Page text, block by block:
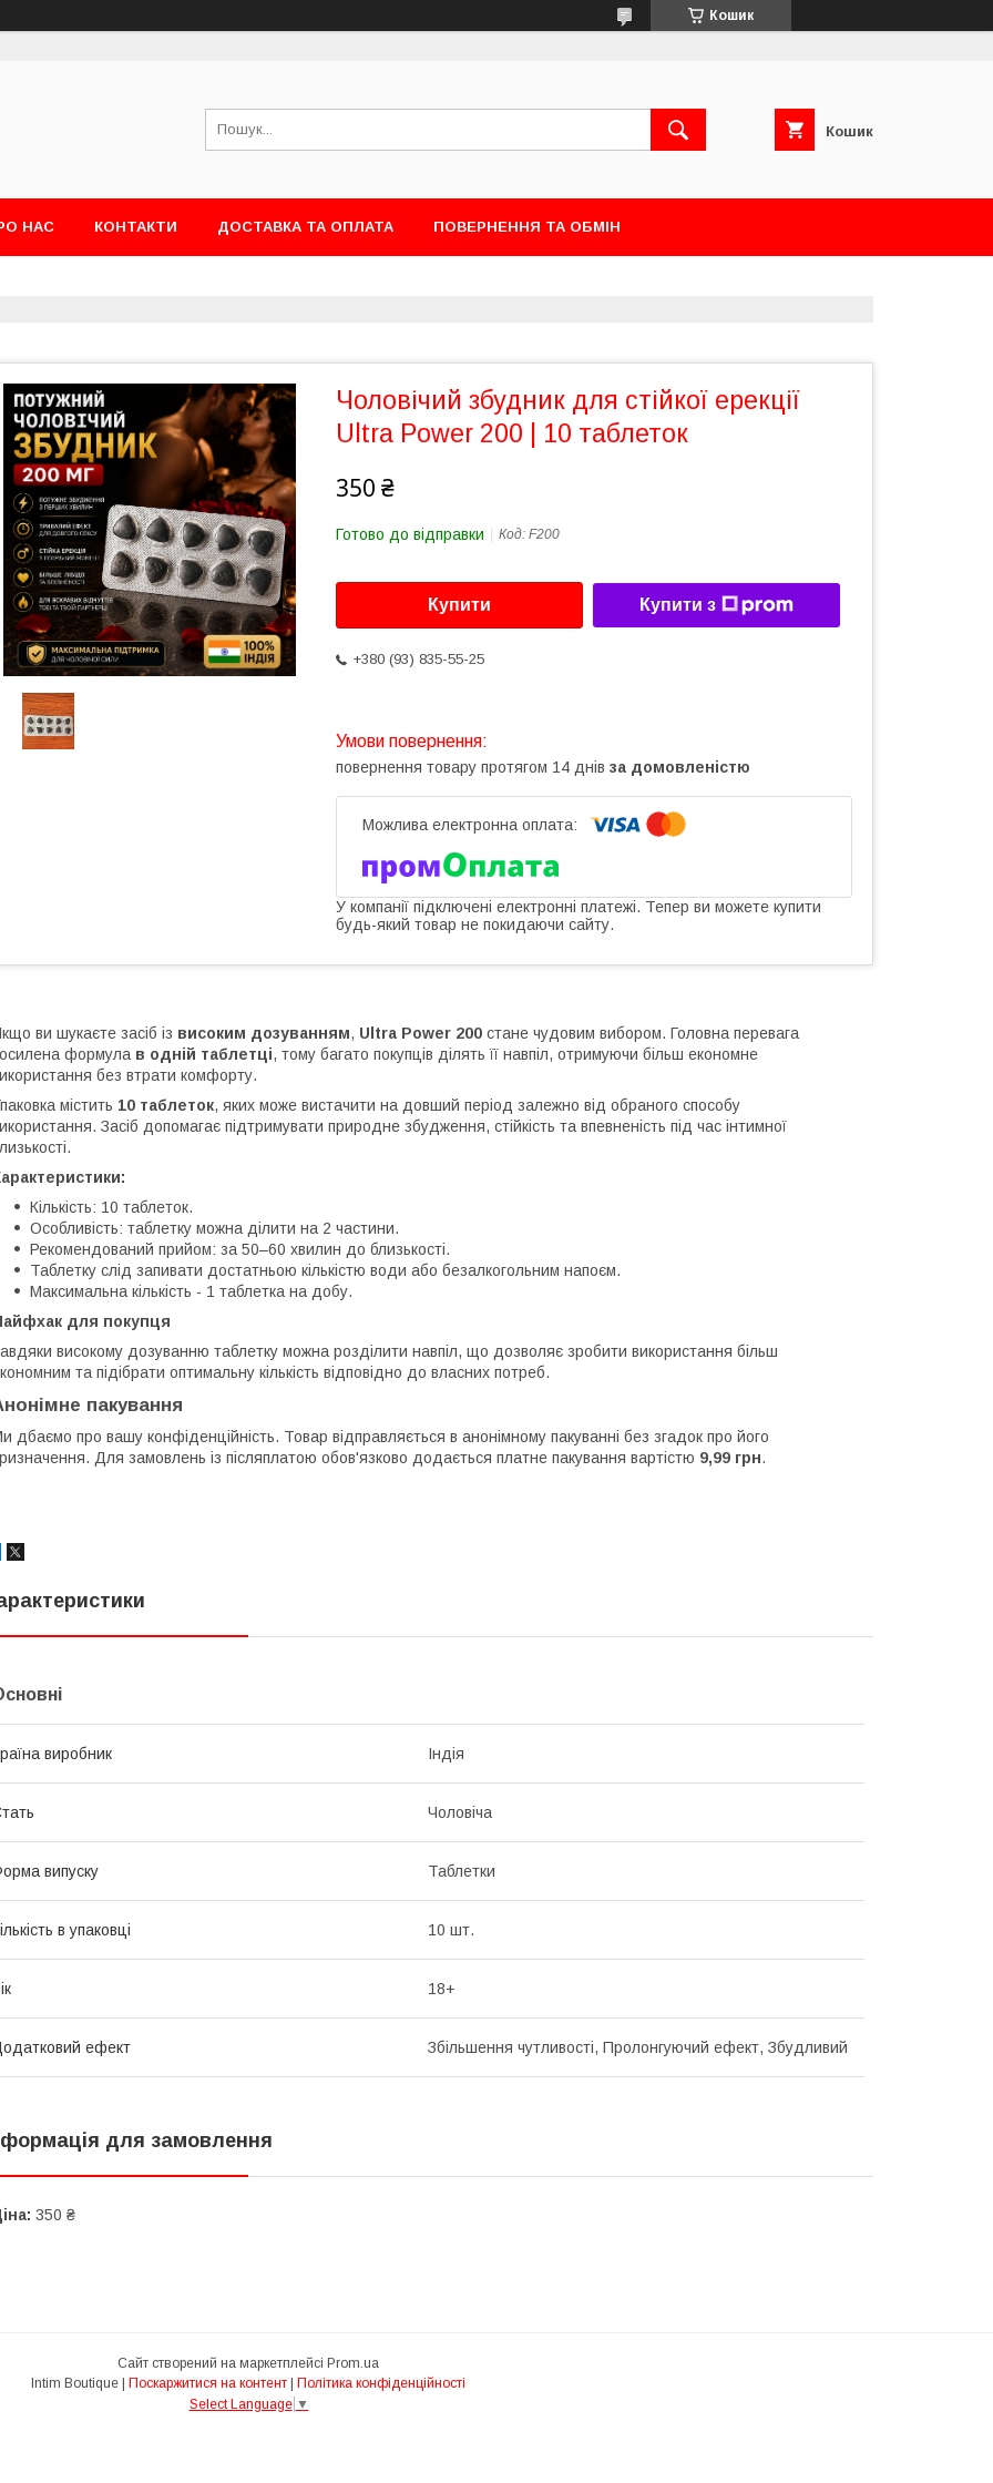
Кошик
Кошик
НАС КОНТАКТИ ДОСТАВКА ТА ОПЛАТА ПОВЕРНЕННЯ ТА ОБМІН
Чоловічий збудник для стійкої ерекції
Ultra Power 200 | 10 таблеток
350 ₴
Готово до відправки Код: F200
Купити Купити з
+380 (93) 835-55-25
повернення товару протягом 14 днів за домовленістю
У компанії підключені електронні платежі. Тепер ви можете купити
будь-який товар не покидаючи сайту.
ви шукаєте засіб із високим дозуванням, Ultra Power 200 стане чудовим вибором. Головна перевага
формула в одній таблетці, тому багато покупців ділять її навпіл, отримуючи більш економне
без втрати комфорту.
містить 10 таблеток, яких може вистачити на довший період залежно від обраного способу
Засіб допомагає підтримувати природне збудження, стійкість та впевненість під час інтимної
Кількість: 10 таблеток.
Особливість: таблетку можна ділити на 2 частини.
Рекомендований прийом: за 50–60 хвилин до близькості.
Таблетку слід запивати достатньою кількістю води або безалкогольним напоєм.
Максимальна кількість - 1 таблетка на добу.
для покупця
високому дозуванню таблетку можна розділити навпіл, що дозволяє зробити використання більш
та підібрати оптимальну кількість відповідно до власних потреб.
пакування
дбаємо про вашу конфіденційність. Товар відправляється в анонімному пакуванні без згадок про його
Для замовлень із післяплатою обов'язково додається платне пакування вартістю 9,99 грн.
виробник Індія
Чоловіча
випуску Таблетки
в упаковці 10 шт.
18+
ефект Збільшення чутливості, Пролонгуючий ефект, Збудливий
для замовлення
350 ₴
Сайт створений на маркетплейсі Prom.ua
Intim Boutique | Поскаржитися на контент | Політика конфіденційності
Select Language ▼